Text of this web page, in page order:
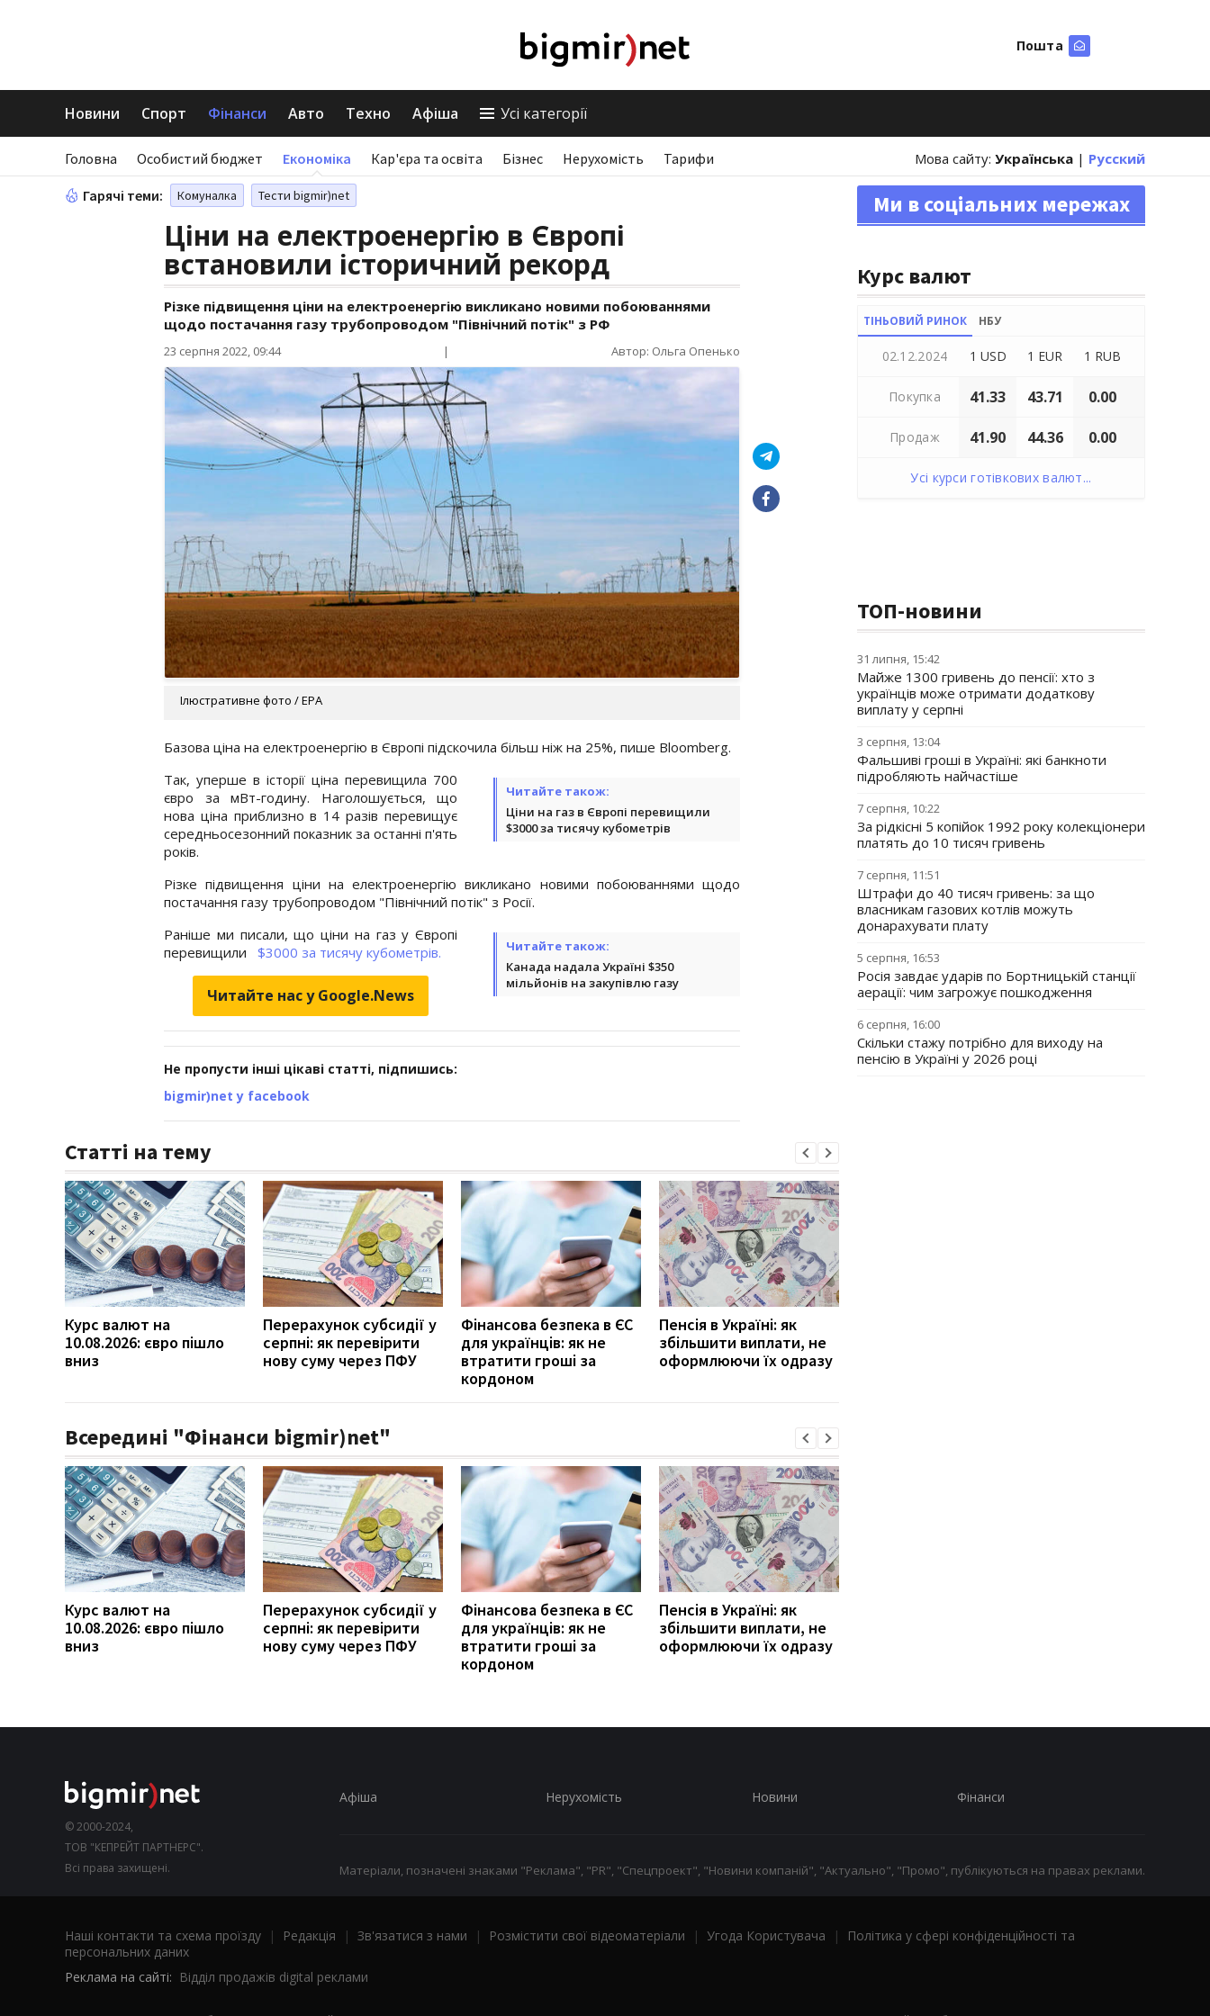
Пошта
Новини Спорт Фінанси Авто Техно Афіша Усі категорії
Головна Особистий бюджет Економіка Кар'єра та освіта Бізнес Нерухомість Тарифи Мова сайту: Українська | Русский
Гарячі теми: Комуналка Тести bigmir)net
Ціни на електроенергію в Європі
встановили історичний рекорд
Різке підвищення ціни на електроенергію викликано новими побоюваннями
щодо постачання газу трубопроводом "Північний потік" з РФ
23 серпня 2022, 09:44 | Автор: Ольга Опенько
Ілюстративне фото / EPA
Базова ціна на електроенергію в Європі підскочила більш ніж на 25%, пише Bloomberg.
Читайте також:
Ціни на газ в Європі перевищили
$3000 за тисячу кубометрів
Так, уперше в історії ціна перевищила 700
євро за мВт-годину. Наголошується, що
нова ціна приблизно в 14 разів перевищує
середньосезонний показник за останні п'ять
років.
Різке підвищення ціни на електроенергію викликано новими побоюваннями щодо
постачання газу трубопроводом "Північний потік" з Росії.
Читайте також:
Канада надала Україні $350
мільйонів на закупівлю газу
Раніше ми писали, що ціни на газ у Європі
перевищили
$3000 за тисячу кубометрів.
Читайте нас у Google.News
Не пропусти інші цікаві статті, підпишись:
bigmir)net у facebook
Статті на тему
Курс валют на
10.08.2026: євро пішло
вниз
Перерахунок субсидії у
серпні: як перевірити
нову суму через ПФУ
Фінансова безпека в ЄС
для українців: як не
втратити гроші за
кордоном
Пенсія в Україні: як
збільшити виплати, не
оформлюючи їх одразу
Всередині "Фінанси bigmir)net"
Курс валют на
10.08.2026: євро пішло
вниз
Перерахунок субсидії у
серпні: як перевірити
нову суму через ПФУ
Фінансова безпека в ЄС
для українців: як не
втратити гроші за
кордоном
Пенсія в Україні: як
збільшити виплати, не
оформлюючи їх одразу
Ми в соціальних мережах
Курс валют
ТІНЬОВИЙ РИНОК НБУ
02.12.2024 1 USD 1 EUR 1 RUB
Покупка 41.33 43.71 0.00
Продаж 41.90 44.36 0.00
Усі курси готівкових валют...
ТОП-новини
31 липня, 15:42
Майже 1300 гривень до пенсії: хто з
українців може отримати додаткову
виплату у серпні
3 серпня, 13:04
Фальшиві гроші в Україні: які банкноти
підробляють найчастіше
7 серпня, 10:22
За рідкісні 5 копійок 1992 року колекціонери
платять до 10 тисяч гривень
7 серпня, 11:51
Штрафи до 40 тисяч гривень: за що
власникам газових котлів можуть
донарахувати плату
5 серпня, 16:53
Росія завдає ударів по Бортницькій станції
аерації: чим загрожує пошкодження
6 серпня, 16:00
Скільки стажу потрібно для виходу на
пенсію в Україні у 2026 році
© 2000-2024,
ТОВ "КЕПРЕЙТ ПАРТНЕРС".
Всі права захищені.
Афіша Нерухомість Новини Фінанси
Матеріали, позначені знаками "Реклама", "PR", "Спецпроект", "Новини компаній", "Актуально", "Промо", публікуються на правах реклами.
Наші контакти та схема проїзду | Редакція | Зв'язатися з нами | Розмістити свої відеоматеріали | Угода Користувача |
Політика у сфері конфіденційності та
персональних даних
Реклама на сайті: Відділ продажів digital реклами